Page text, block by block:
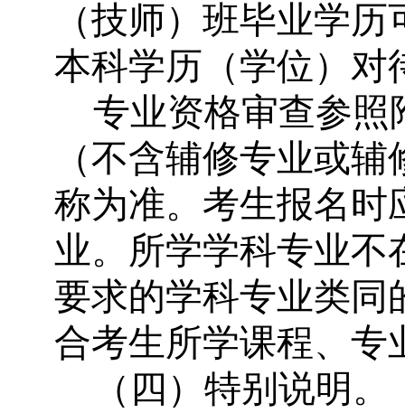
（技师）班毕业学
本科学历（学位）对
专业资格审查参照
（不含辅修专业或
称为准。考生报名时
业。所学学科专业不
要求的学科专业类同
合考生所学课程、专
（四）特别说明。